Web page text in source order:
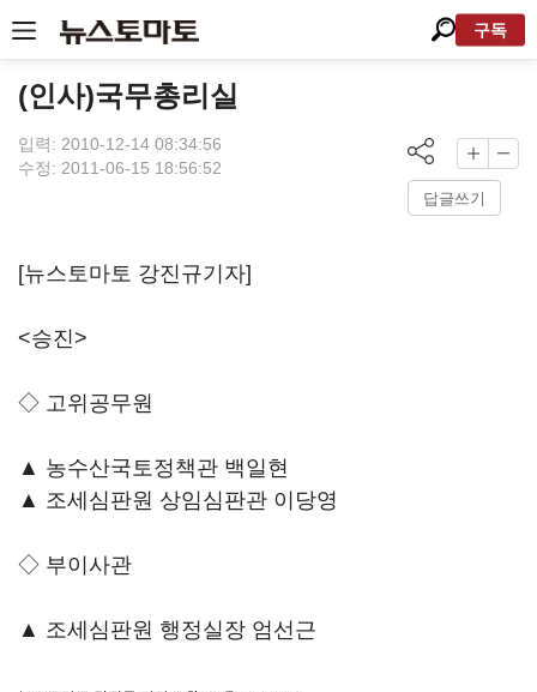
구독
(인사)국무총리실
입력: 2010-12-14 08:34:56
수정: 2011-06-15 18:56:52
답글쓰기
[뉴스토마토 강진규기자]
<승진>
◇ 고위공무원
▲ 농수산국토정책관 백일현
▲ 조세심판원 상임심판관 이당영
◇ 부이사관
▲ 조세심판원 행정실장 엄선근